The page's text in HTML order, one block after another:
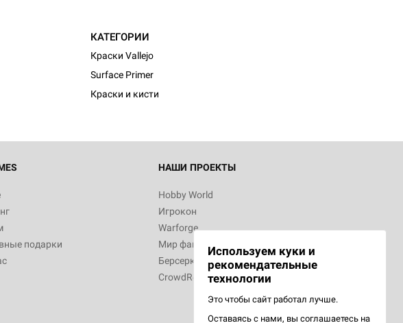
КАТЕГОРИИ
Краски Vallejo
Surface Primer
Краски и кисти
подарки
НАШИ ПРОЕКТЫ
Hobby World
Игрокон
Warforge
Мир фантастики
Берсерк
CrowdRepublic
Используем куки и
рекомендательные
технологии
Это чтобы сайт работал лучше.
Оставаясь с нами, вы соглашаетесь на
игра Hobby World Монстры
игра Hobby World Берсерк.